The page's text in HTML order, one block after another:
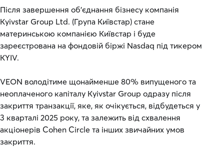
Після завершення об'єднання бізнесу компанія
Kyivstar Group Ltd. (Група Київстар) стане
материнською компанією Київстар і буде
зареєстрована на фондовій біржі Nasdaq під тикером
KYIV.
VEON володітиме щонайменше 80% випущеного та
неоплаченого капіталу Kyivstar Group одразу після
закриття транзакції, яке, як очікується, відбудеться у
3 кварталі 2025 року, та залежить від схвалення
акціонерів Cohen Circle та інших звичайних умов
закриття.